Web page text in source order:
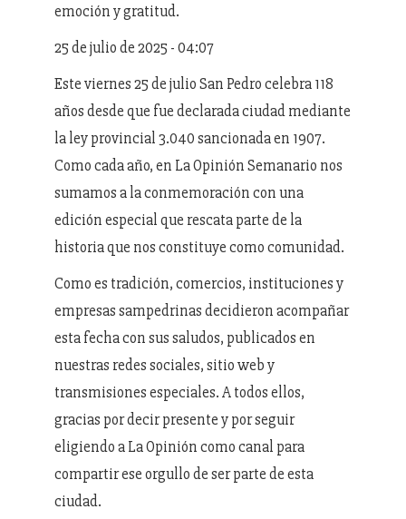
emoción y gratitud.
25 de julio de 2025 - 04:07
Este viernes 25 de julio San Pedro celebra 118
años desde que fue declarada ciudad mediante
la ley provincial 3.040 sancionada en 1907.
Como cada año, en La Opinión Semanario nos
sumamos a la conmemoración con una
edición especial que rescata parte de la
historia que nos constituye como comunidad.
Como es tradición, comercios, instituciones y
empresas sampedrinas decidieron acompañar
esta fecha con sus saludos, publicados en
nuestras redes sociales, sitio web y
transmisiones especiales. A todos ellos,
gracias por decir presente y por seguir
eligiendo a La Opinión como canal para
compartir ese orgullo de ser parte de esta
ciudad.